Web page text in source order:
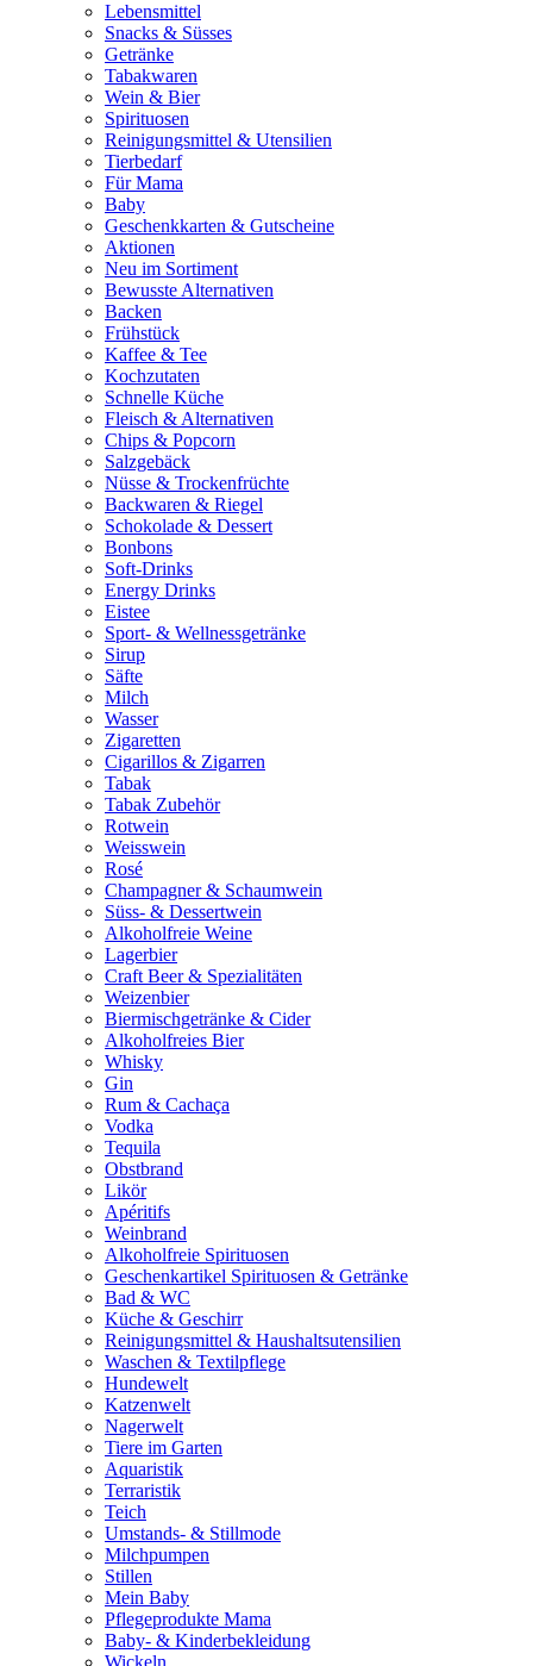
Lebensmittel
Snacks & Süsses
Getränke
Tabakwaren
Wein & Bier
Spirituosen
Reinigungsmittel & Utensilien
Tierbedarf
Für Mama
Baby
Geschenkkarten & Gutscheine
Aktionen
Neu im Sortiment
Bewusste Alternativen
Backen
Frühstück
Kaffee & Tee
Kochzutaten
Schnelle Küche
Fleisch & Alternativen
Chips & Popcorn
Salzgebäck
Nüsse & Trockenfrüchte
Backwaren & Riegel
Schokolade & Dessert
Bonbons
Soft-Drinks
Energy Drinks
Eistee
Sport- & Wellnessgetränke
Sirup
Säfte
Milch
Wasser
Zigaretten
Cigarillos & Zigarren
Tabak
Tabak Zubehör
Rotwein
Weisswein
Rosé
Champagner & Schaumwein
Süss- & Dessertwein
Alkoholfreie Weine
Lagerbier
Craft Beer & Spezialitäten
Weizenbier
Biermischgetränke & Cider
Alkoholfreies Bier
Whisky
Gin
Rum & Cachaça
Vodka
Tequila
Obstbrand
Likör
Apéritifs
Weinbrand
Alkoholfreie Spirituosen
Geschenkartikel Spirituosen & Getränke
Bad & WC
Küche & Geschirr
Reinigungsmittel & Haushaltsutensilien
Waschen & Textilpflege
Hundewelt
Katzenwelt
Nagerwelt
Tiere im Garten
Aquaristik
Terraristik
Teich
Umstands- & Stillmode
Milchpumpen
Stillen
Mein Baby
Pflegeprodukte Mama
Baby- & Kinderbekleidung
Wickeln